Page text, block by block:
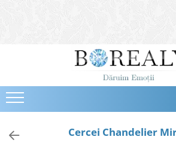
Bijuterii
Cercei
Bratari
Coliere
Cercei Chandelier